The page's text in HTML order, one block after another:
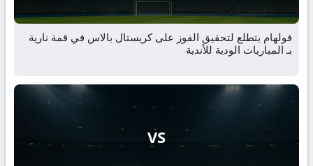
فولهام يتطلع لتحقيق الفوز على كريستال بالاس في قمة نارية
بـ المباريات الودية للأندية
VS